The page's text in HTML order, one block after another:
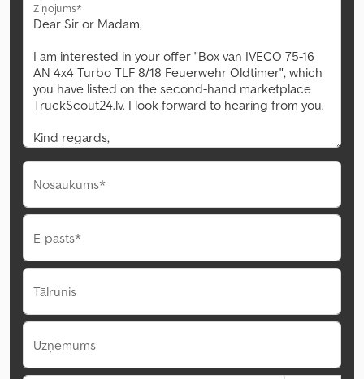
Ziņojums*
Nosaukums*
E-pasts*
Tālrunis
Uzņēmums